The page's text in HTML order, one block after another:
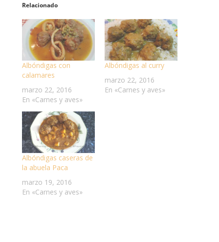
Relacionado
Albóndigas con
calamares
marzo 22, 2016
En «Carnes y aves»
Albóndigas al curry
marzo 22, 2016
En «Carnes y aves»
Albóndigas caseras de
la abuela Paca
marzo 19, 2016
En «Carnes y aves»